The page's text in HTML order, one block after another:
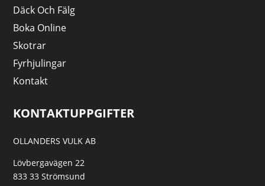
Däck Och Fälg
Boka Online
Skotrar
Fyrhjulingar
Kontakt
KONTAKTUPPGIFTER
OLLANDERS VULK AB
Lövbergavägen 22
833 33 Strömsund